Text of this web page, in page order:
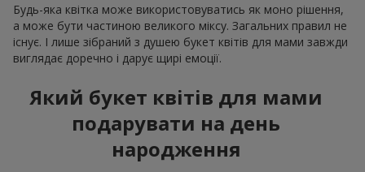
Будь-яка квітка може використовуватись як моно рішення,
а може бути частиною великого міксу. Загальних правил не
існує. І лише зібраний з душею букет квітів для мами завжди
виглядає доречно і дарує щирі емоції.
Який букет квітів для мами
подарувати на день
народження